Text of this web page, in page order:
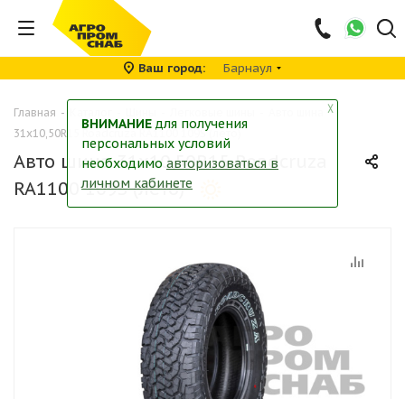
Ваш город Барнаул
Главная -
31x10,50R15 Roadcruza RA1100 109S (лето)
Авто шина 31x10,50R15 Roadcruza
RA1100 109S (лето)
╳
ВНИМАНИЕ для получения
персональных условий
необходимо авторизоваться в
личном кабинете